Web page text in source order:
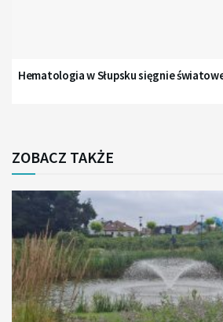
Hematologia w Słupsku sięgnie
ZOBACZ TAKŻE